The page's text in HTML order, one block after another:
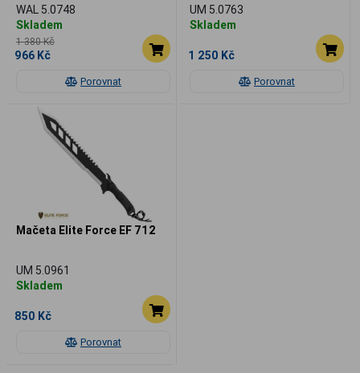
Porovnat
WAL 5.0748
Skladem
1 380 Kč
966 Kč
Porovnat
UM 5.0763
Skladem
1 250 Kč
Porovnat
Mačeta Elite Force EF 712
UM 5.0961
Skladem
850 Kč